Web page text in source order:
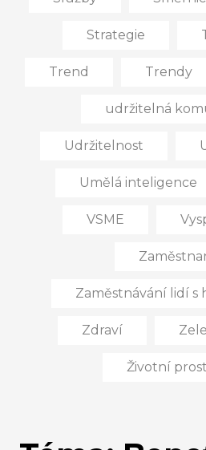
Strategie
Trend Trendy
udržitelná
Udržitelnost
Umělá inteligence
VSME
Zaměstnávání lidí s
Zdraví
Životní